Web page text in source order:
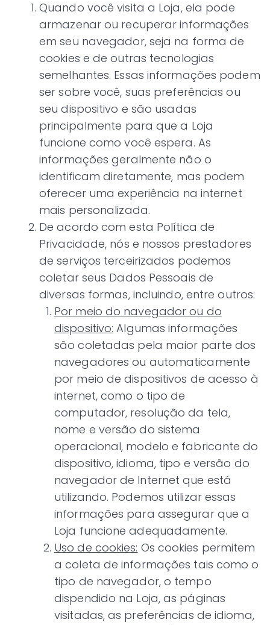
Quando você visita a Loja, ela pode
armazenar ou recuperar informações
em seu navegador, seja na forma de
cookies e de outras tecnologias
semelhantes. Essas informações podem
ser sobre você, suas preferências ou
seu dispositivo e são usadas
principalmente para que a Loja
funcione como você espera. As
informações geralmente não o
identificam diretamente, mas podem
oferecer uma experiência na internet
mais personalizada.
De acordo com esta Política de
Privacidade, nós e nossos prestadores
de serviços terceirizados podemos
coletar seus Dados Pessoais de
diversas formas, incluindo, entre outros:
Por meio do navegador ou do
dispositivo: Algumas informações
são coletadas pela maior parte dos
navegadores ou automaticamente
por meio de dispositivos de acesso à
internet, como o tipo de
computador, resolução da tela,
nome e versão do sistema
operacional, modelo e fabricante do
dispositivo, idioma, tipo e versão do
navegador de Internet que está
utilizando. Podemos utilizar essas
informações para assegurar que a
Loja funcione adequadamente.
Uso de cookies: Os cookies permitem
a coleta de informações tais como o
tipo de navegador, o tempo
dispendido na Loja, as páginas
visitadas, as preferências de idioma,